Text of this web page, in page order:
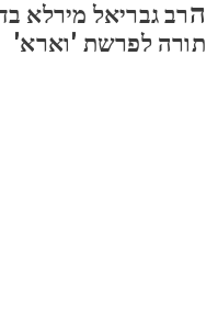
רב גבריאל מירלא
לפרשת 'וארא'